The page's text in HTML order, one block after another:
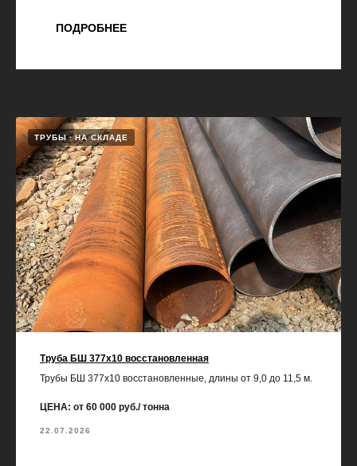
ПОДРОБНЕЕ
ТРУБЫ НА СКЛАДЕ
Труба БШ 377х10 восстановленная
Трубы БШ 377х10 восстановленные, длины от 9,0 до 11,5 м.
ЦЕНА: от 60 000 руб./ тонна
22.07.2026